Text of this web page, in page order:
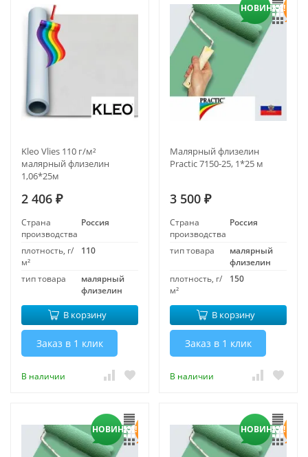
Kleo Vlies 110 г/м²
малярный флизелин
1,06*25м
2 406 ₽
Страна
производства
Россия
плотность, г/
м²
110
тип товара
малярный
флизелин
В корзину
Заказ в 1 клик
В наличии
НОВИНКА!
Малярный флизелин
Practic 7150-25, 1*25 м
3 500 ₽
Страна
производства
Россия
тип товара
малярный
флизелин
плотность, г/
м²
150
В корзину
Заказ в 1 клик
В наличии
НОВИНКА! НОВИНКА!